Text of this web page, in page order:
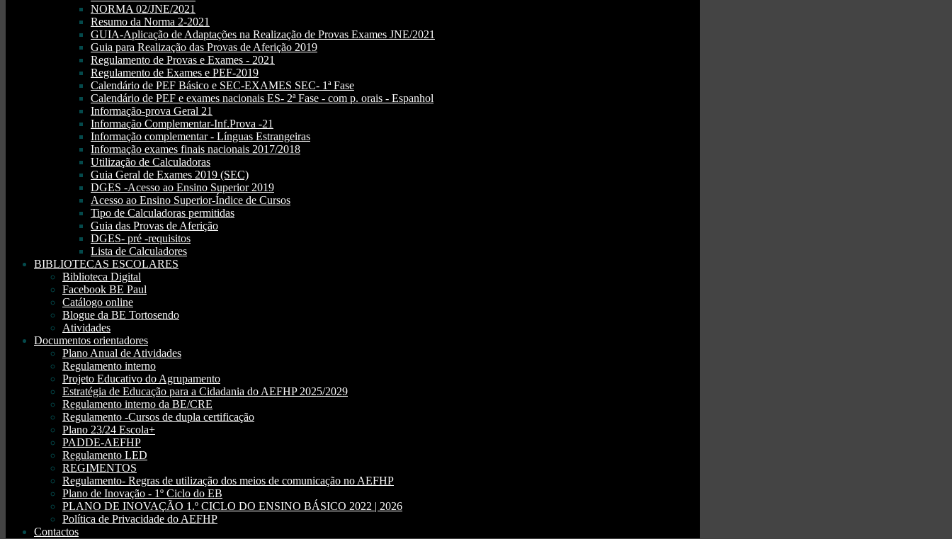
NORMA 02/JNE/2021
Resumo da Norma 2-2021
GUIA-Aplicação de Adaptações na Realização de Provas Exames JNE/2021
Guia para Realização das Provas de Aferição 2019
Regulamento de Provas e Exames - 2021
Regulamento de Exames e PEF-2019
Calendário de PEF Básico e SEC-EXAMES SEC- 1ª Fase
Calendário de PEF e exames nacionais ES- 2ª Fase - com p. orais - Espanhol
Informação-prova Geral 21
Informação Complementar-Inf.Prova -21
Informação complementar - Línguas Estrangeiras
Informação exames finais nacionais 2017/2018
Utilização de Calculadoras
Guia Geral de Exames 2019 (SEC)
DGES -Acesso ao Ensino Superior 2019
Acesso ao Ensino Superior-Índice de Cursos
Tipo de Calculadoras permitidas
Guia das Provas de Aferição
DGES- pré -requisitos
Lista de Calculadores
BIBLIOTECAS ESCOLARES
Biblioteca Digital
Facebook BE Paul
Catálogo online
Blogue da BE Tortosendo
Atividades
Documentos orientadores
Plano Anual de Atividades
Regulamento interno
Projeto Educativo do Agrupamento
Estratégia de Educação para a Cidadania do AEFHP 2025/2029
Regulamento interno da BE/CRE
Regulamento -Cursos de dupla certificação
Plano 23/24 Escola+
PADDE-AEFHP
Regulamento LED
REGIMENTOS
Regulamento- Regras de utilização dos meios de comunicação no AEFHP
Plano de Inovação - 1º Ciclo do EB
PLANO DE INOVAÇÃO 1.º CICLO DO ENSINO BÁSICO 2022 | 2026
Política de Privacidade do AEFHP
Contactos